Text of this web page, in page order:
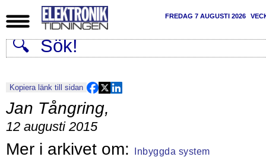
FREDAG 7 AUGUSTI 2026
Kopiera länk till sidan
Jan Tångring,
12 augusti 2015
Inbyggda system